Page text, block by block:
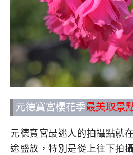
元德寶宮櫻花季最美取景
元德寶宮最迷人的拍攝點就
途盛放，特別是從上往下拍